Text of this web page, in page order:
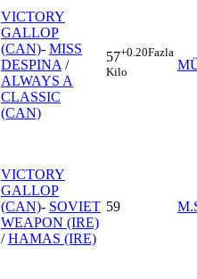
VICTORY
GALLOP
(CAN)- MISS
DESPINA /
ALWAYS A
CLASSIC
(CAN)
57+0.20Fazla
Kilo
VICTORY
GALLOP
(CAN)- SOVIET
WEAPON (IRE)
/HAMAS (IRE)
59